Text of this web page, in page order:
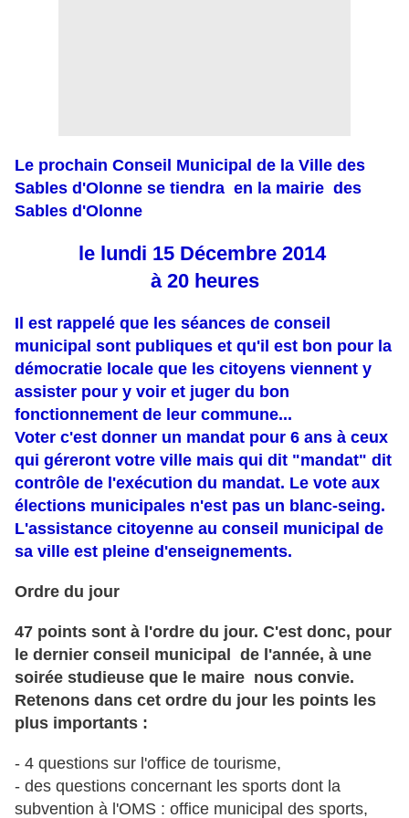
Le prochain Conseil Municipal de la Ville des
Sables d'Olonne se tiendra en la mairie des
Sables d'Olonne
le lundi 15 Décembre 2014
à 20 heures
Il est rappelé que les séances de conseil
municipal sont publiques et qu'il est bon pour la
démocratie locale que les citoyens viennent y
assister pour y voir et juger du bon
fonctionnement de leur commune...
Voter c'est donner un mandat pour 6 ans à ceux
qui géreront votre ville mais qui dit "mandat" dit
contrôle de l'exécution du mandat. Le vote aux
élections municipales n'est pas un blanc-seing.
L'assistance citoyenne au conseil municipal de
sa ville est pleine d'enseignements.
Ordre du jour
47 points sont à l'ordre du jour. C'est donc, pour
le dernier conseil municipal de l'année, à une
soirée studieuse que le maire nous convie.
Retenons dans cet ordre du jour les points les
plus importants :
- 4 questions sur l'office de tourisme,
- des questions concernant les sports dont la
subvention à l'OMS : office municipal des sports,